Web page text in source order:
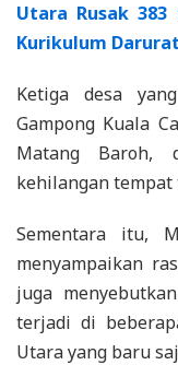
Utara Rusak 383
Kurikulum Darurat
Ketiga desa
Gampong Kuala
Matang Baroh,
kehilangan tempat
Sementara itu,
menyampaikan
juga
terjadi di
Utara yang baru